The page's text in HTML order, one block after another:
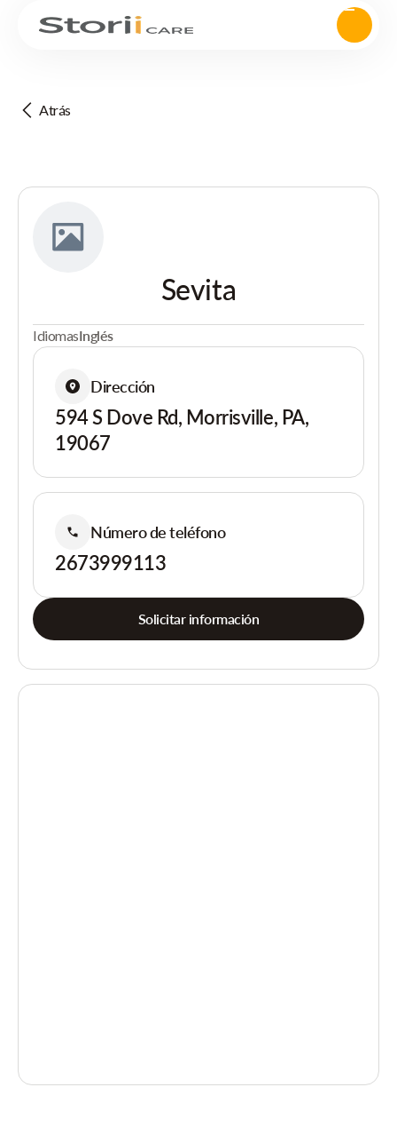
Atrás
Sevita
IdiomasInglés
Dirección
594 S Dove Rd, Morrisville, PA,
19067
Número de teléfono
2673999113
Solicitar información